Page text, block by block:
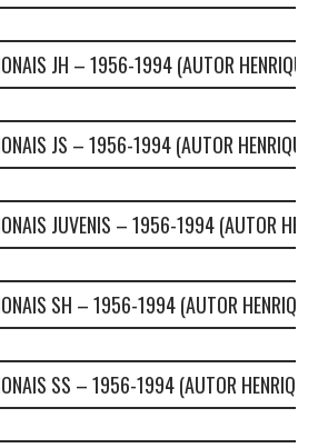
JH – 1956-1994 (AUTOR
JS – 1956-1994 (AUTOR
JUVENIS – 1956-1994 (AUTOR
SH – 1956-1994 (AUTOR
SS – 1956-1994 (AUTOR